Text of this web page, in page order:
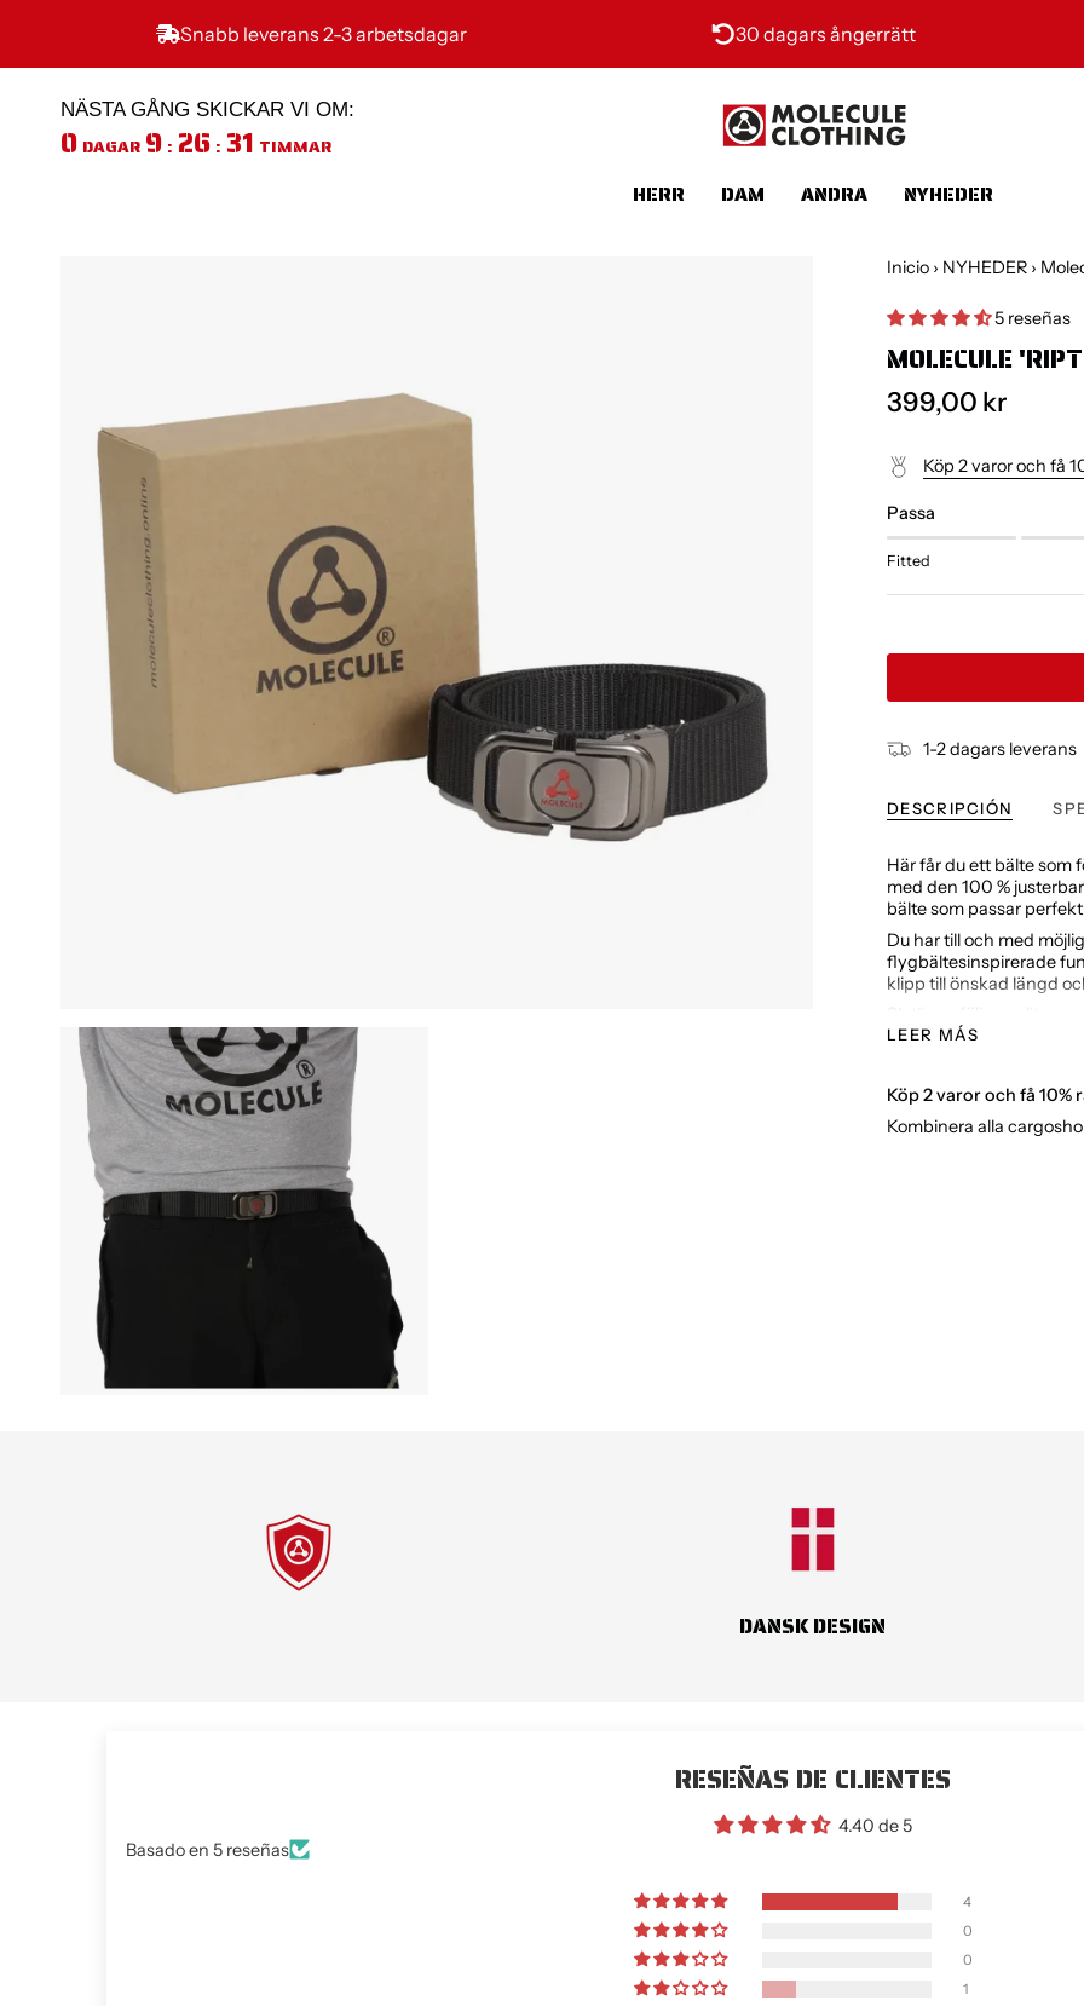
Snabb leverans 2-3 arbetsdagar 30 dagars ångerrätt
NÄSTA GÅNG SKICKAR VI OM:
0 DAGAR 9 : 26 : 30 TIMMAR
HERR DAM ANDRA NYHEDER
Inicio › NYHEDER ›
5 reseñas
MOLECULE
399,00 kr
Köp 2 varor och få
Passa
Fitted
1-2 dagars leverans
DESCRIPCIÓN
Här får du ett bälte som
med den 100 %
bälte som passar
Du har till och med
flygbältesinspirerade
klipp till önskad längd
Slutligen följer en liten
även om du inte trär den
Möjlighet att korta
125 cm längd
LEER MÁS
Köp 2 varor och få 10%
Kombinera alla
DANSK DESIGN
RESEÑAS DE CLIENTES
4.40 de 5
Basado en 5 reseñas
4
0
0
1